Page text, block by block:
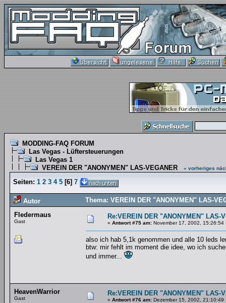
MODDING-FAQ FORUM
Las Vegas - Lüftersteuerungen
Las Vegas 1
VEREIN DER "ANONYMEN" LAS-VEGANER
« vorheriges
Seiten: 1 2 3 4 5 [6] 7
Autor
Thema: VEREIN DER "ANONYMEN" LAS-
Fledermaus
Gast
Re:VEREIN DER "ANONYMEN" LAS-
« Antwort #75 am: November 17, 2002, 15:26:54
also ich hab 5,1k genommen und alle 10 leds
btw: mir fehlt im moment die idee, wo ich
und immer...
HeavenWarrior
Gast
Re:VEREIN DER "ANONYMEN" LAS-
« Antwort #76 am: Dezember 15, 2002, 21:10:49